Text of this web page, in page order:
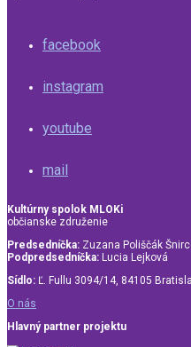
facebook
instagram
youtube
mail
Kultúrny spolok MLOKi
občianske združenie
Predsedníčka: Zuzana Poliščák
Podpredsedníčka: Lucia Lejková
Sídlo: Ľ. Fullu 3094/14, 84105
O nás
Hlavný partner projektu